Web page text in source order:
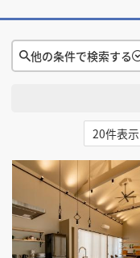
店舗設計施工.comと
掲載希望のデザイン
店舗開業・
他の条件で検索する
業種
住宅（戸建）